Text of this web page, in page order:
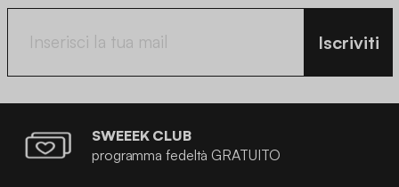
Iscriviti
SWEEEK CLUB
programma fedeltà GRATUITO